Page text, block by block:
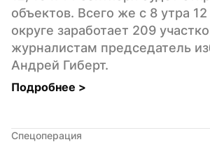
объектов. Всего же с 8 утра 12
округе заработает 209
журналистам председатель
Андрей Гиберт.
Подробнее >
Спецоперация